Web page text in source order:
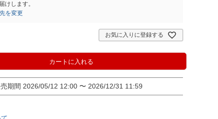
けします。
を変更
お気に入りに登録する
カートに入れる
期間 2026/05/12 12:00 〜 2026/12/31 11:59